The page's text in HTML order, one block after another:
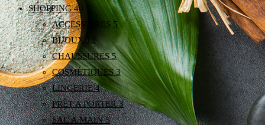
SHOPPING40
ACCESSOIRES 5
BIJOUX 13
CHAUSSURES5
COSMÉTIQUES3
LINGERIE4
PRÊT A PORTER3
SAC A MAIN5